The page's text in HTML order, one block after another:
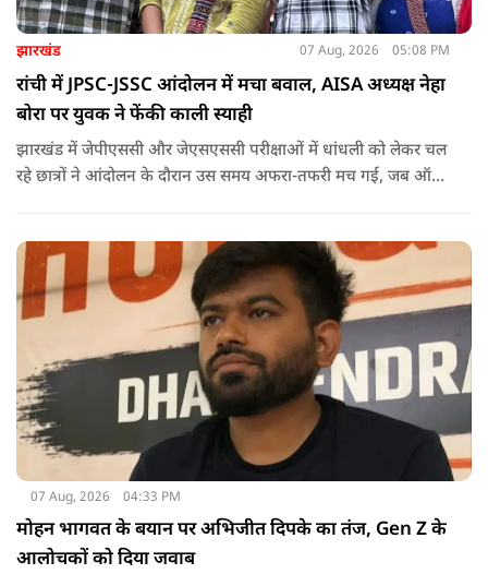
झारखंड 07 Aug, 2026 05:08 PM
रांची में JPSC-JSSC आंदोलन में मचा बवाल, AISA अध्यक्ष नेहा
बोरा पर युवक ने फेंकी काली स्याही
झारखंड में जेपीएससी और जेएसएससी परीक्षाओं में धांधली को लेकर चल
रहे छात्रों ने आंदोलन के दौरान उस समय अफरा-तफरी मच गई, जब ऑल
07 Aug, 2026 04:33 PM
मोहन भागवत के बयान पर अभिजीत दिपके का तंज, Gen Z के
आलोचकों को दिया जवाब